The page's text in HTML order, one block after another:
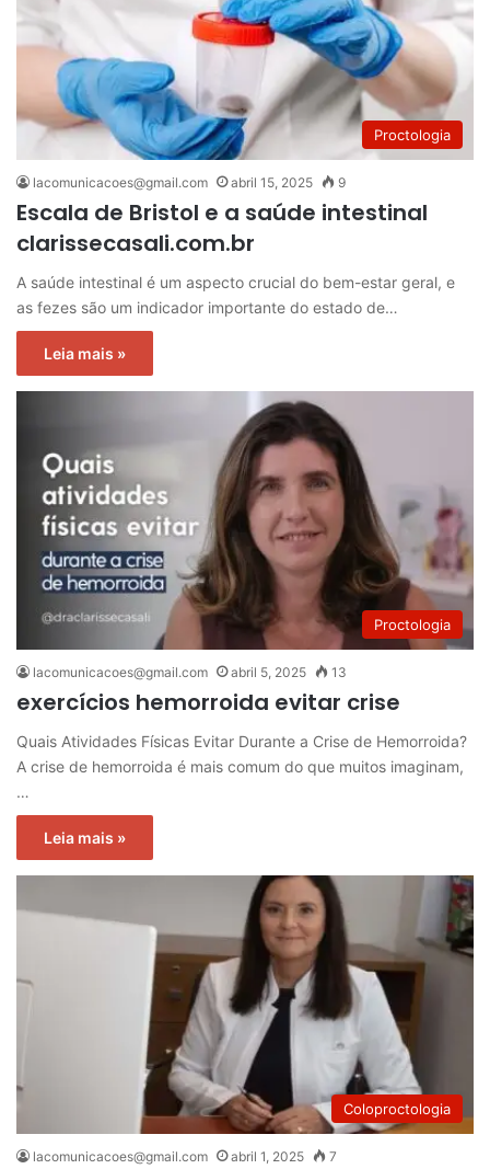
Proctologia
lacomunicacoes@gmail.com abril 15, 2025 9
Escala de Bristol e a saúde intestinal
clarissecasali.com.br
A saúde intestinal é um aspecto crucial do bem-estar geral, e
as fezes são um indicador importante do estado de…
Leia mais »
Proctologia
lacomunicacoes@gmail.com abril 5, 2025 13
exercícios hemorroida evitar crise
Quais Atividades Físicas Evitar Durante a Crise de Hemorroida?
A crise de hemorroida é mais comum do que muitos imaginam,
…
Leia mais »
Coloproctologia
lacomunicacoes@gmail.com abril 1, 2025 7